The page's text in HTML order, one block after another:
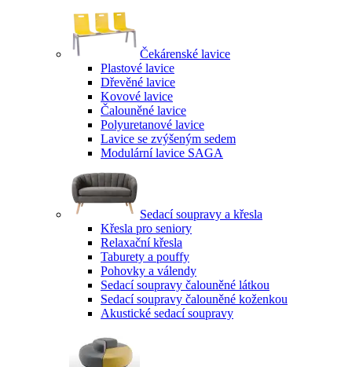
Čekárenské lavice
Plastové lavice
Dřevěné lavice
Kovové lavice
Čalouněné lavice
Polyuretanové lavice
Lavice se zvýšeným sedem
Modulární lavice SAGA
Sedací soupravy a křesla
Křesla pro seniory
Relaxační křesla
Taburety a pouffy
Pohovky a válendy
Sedací soupravy čalouněné látkou
Sedací soupravy čalouněné koženkou
Akustické sedací soupravy